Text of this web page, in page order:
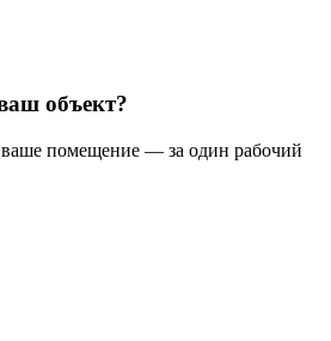
объект?
ваше помещение — за один рабочий